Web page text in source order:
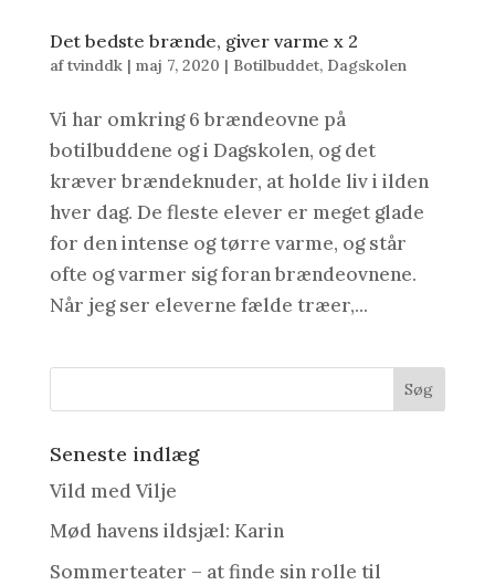
Det bedste brænde, giver varme x 2
aftvinddk| maj 7, 2020 | Botilbuddet, Dagskolen
Vi har omkring 6 brændeovne på
botilbuddene og i Dagskolen, og det
kræver brændeknuder, at holde liv i ilden
hver dag. De fleste elever er meget glade
for den intense og tørre varme, og står
ofte og varmer sig foran brændeovnene.
Når jeg ser eleverne fælde træer,...
Seneste indlæg
Vild med Vilje
Mød havens ildsjæl: Karin
Sommerteater – at finde sin rolle til